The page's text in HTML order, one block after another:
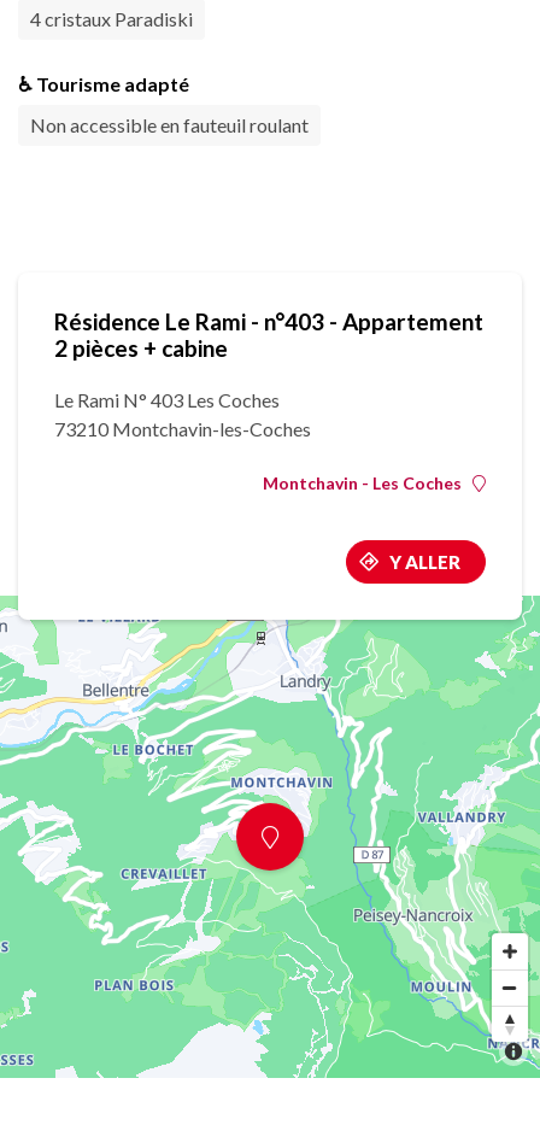
4 cristaux Paradiski
♿ Tourisme adapté
Non accessible en fauteuil roulant
Résidence Le Rami - n°403 - Appartement
2 pièces + cabine
Le Rami N° 403 Les Coches
73210 Montchavin-les-Coches
Montchavin - Les Coches
Y ALLER